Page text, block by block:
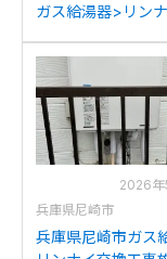
ガス給湯器>リン
YRUF-A2000SAW
ナイRUF-
交換
2026年
兵庫県尼崎市
兵庫県尼崎市ガス